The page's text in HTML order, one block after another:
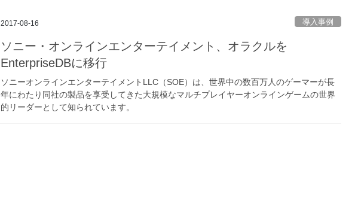
2017-08-16 導入事例
ソニー・オンラインエンターテイメント、オラクルを
EnterpriseDBに移行
ソニーオンラインエンターテイメントLLC（SOE）は、世界中の数百万人のゲーマーが長
年にわたり同社の製品を享受してきた大規模なマルチプレイヤーオンラインゲームの世界
的リーダーとして知られています。